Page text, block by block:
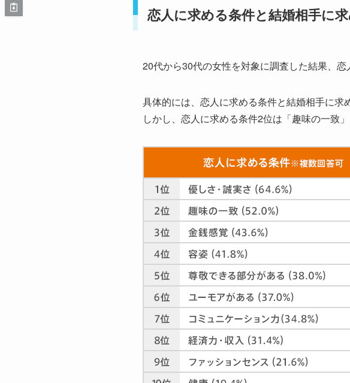
恋人に求める条件と結婚相手に
20代から30代の女性を対象に調査した結果、
具体的には、恋人に求める条件と結婚相手に求
しかし、恋人に求める条件2位は「趣味の一致